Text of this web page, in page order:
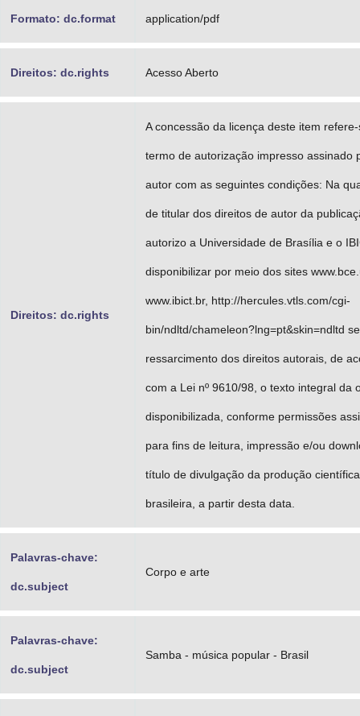
Formato: dc.format application/pdf
Direitos: dc.rights Acesso Aberto
Direitos: dc.rights
A concessão da licença deste item
termo de autorização impresso assinado
autor com as seguintes condições: Na
de titular dos direitos de autor da
autorizo a Universidade de Brasília e o
disponibilizar por meio dos sites
www.ibict.br, http://hercules.vtls.com/cgi-
bin/ndltd/chameleon?lng=pt&skin=ndltd
ressarcimento dos direitos autorais, de
com a Lei nº 9610/98, o texto integral da
disponibilizada, conforme permissões
para fins de leitura, impressão e/ou
título de divulgação da produção científica
brasileira, a partir desta data.
Palavras-chave:
dc.subject
Corpo e arte
Palavras-chave:
dc.subject
Samba - música popular - Brasil